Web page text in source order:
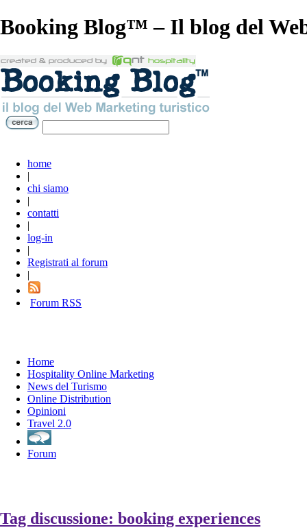
Booking Blog™ – Il blog del
home
|
chi siamo
|
contatti
|
log-in
|
Registrati al forum
|
Forum RSS
Home
Hospitality Online Marketing
News del Turismo
Online Distribution
Opinioni
Travel 2.0
Forum
Tag discussione: booking experiences